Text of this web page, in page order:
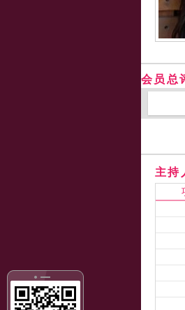
会员总
主持